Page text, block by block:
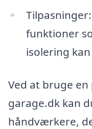
funktioner
isolering
Ved at bruge
garage.dk kan
håndværkere,